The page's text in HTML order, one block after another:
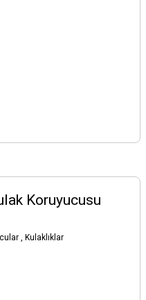
Koruyucusu
, Kulaklıklar